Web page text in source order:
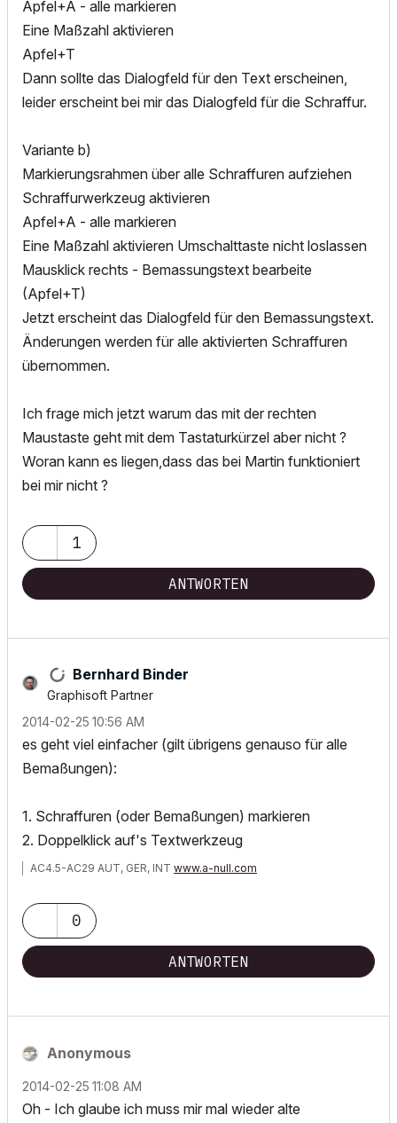
Apfel+A - alle markieren
Eine Maßzahl aktivieren
Apfel+T
Dann sollte das Dialogfeld für den Text erscheinen,
leider erscheint bei mir das Dialogfeld für die Schraffur.
Variante b)
Markierungsrahmen über alle Schraffuren aufziehen
Schraffurwerkzeug aktivieren
Apfel+A - alle markieren
Eine Maßzahl aktivieren Umschalttaste nicht loslassen
Mausklick rechts - Bemassungstext bearbeite
(Apfel+T)
Jetzt erscheint das Dialogfeld für den Bemassungstext.
Änderungen werden für alle aktivierten Schraffuren
übernommen.
Ich frage mich jetzt warum das mit der rechten
Maustaste geht mit dem Tastaturkürzel aber nicht ?
Woran kann es liegen,dass das bei Martin funktioniert
bei mir nicht ?
1
ANTWORTEN
Bernhard Binder
Graphisoft Partner
‎2014-02-25 10:56 AM
es geht viel einfacher (gilt übrigens genauso für alle
Bemaßungen):
1. Schraffuren (oder Bemaßungen) markieren
2. Doppelklick auf's Textwerkzeug
AC4.5-AC29 AUT, GER, INT www.a-null.com
0
ANTWORTEN
Anonymous
‎2014-02-25 11:08 AM
Oh - Ich glaube ich muss mir mal wieder alte